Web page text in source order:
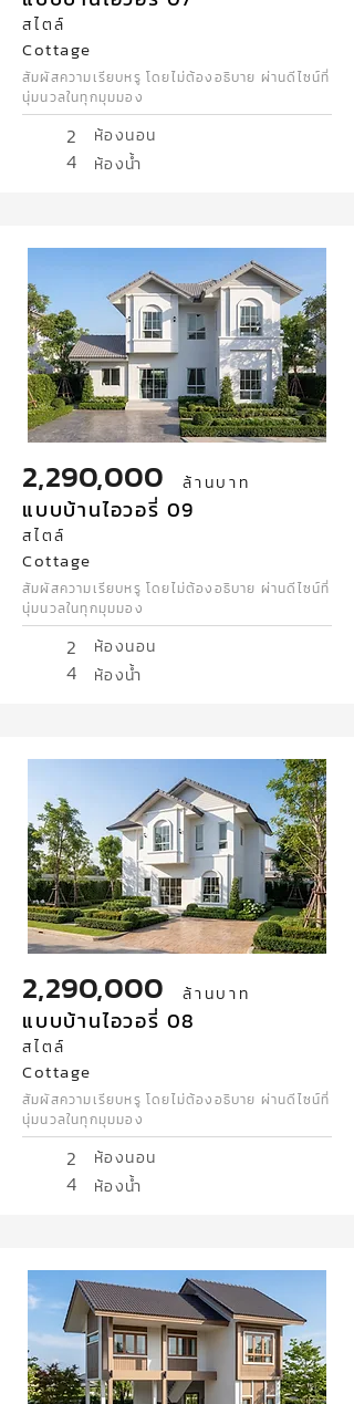
สไตล์
Cottage
สัมผัสความเรียบหรู โดยไม่ต้องอธิบาย ผ่านดีไซน์ที่
นุ่มนวลในทุกมุมมอง
2 ห้องนอน
4 ห้องน้ำ
2,290,000 ล้านบาท
แบบบ้านไอวอรี่ 09
สไตล์
Cottage
สัมผัสความเรียบหรู โดยไม่ต้องอธิบาย ผ่านดีไซน์ที่
นุ่มนวลในทุกมุมมอง
2 ห้องนอน
4 ห้องน้ำ
2,290,000 ล้านบาท
แบบบ้านไอวอรี่ 08
สไตล์
Cottage
สัมผัสความเรียบหรู โดยไม่ต้องอธิบาย ผ่านดีไซน์ที่
นุ่มนวลในทุกมุมมอง
2 ห้องนอน
4 ห้องน้ำ